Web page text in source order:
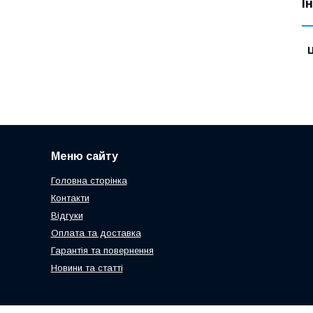
Меню сайту
Головна сторінка
Контакти
Відгуки
Оплата та доставка
Гарантія та повернення
Новини та статті